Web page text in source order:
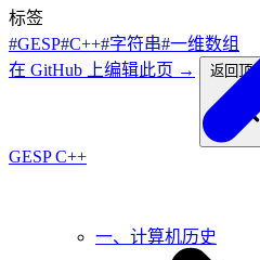
一、计算机历史
标签
#GESP#C++#字符串#一维数组
在 GitHub 上编辑此页 →
返回顶部
GESP C++